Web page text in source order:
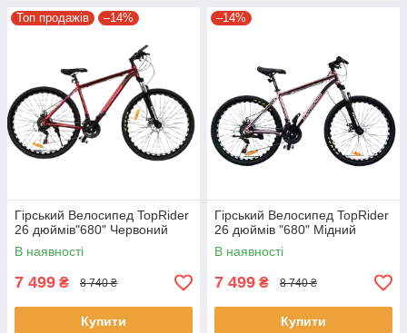
Топ продажів –14%
Гірський Велосипед TopRider
26 дюймів"680" Червоний
В наявності
7 499 ₴ 8 740 ₴
Купити
–14%
Гірський Велосипед TopRider
26 дюймів "680" Мідний
В наявності
7 499 ₴ 8 740 ₴
Купити